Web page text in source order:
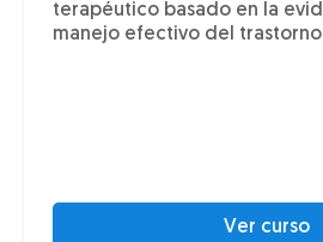
terapéutico basado en la
manejo efectivo del
Ver curso